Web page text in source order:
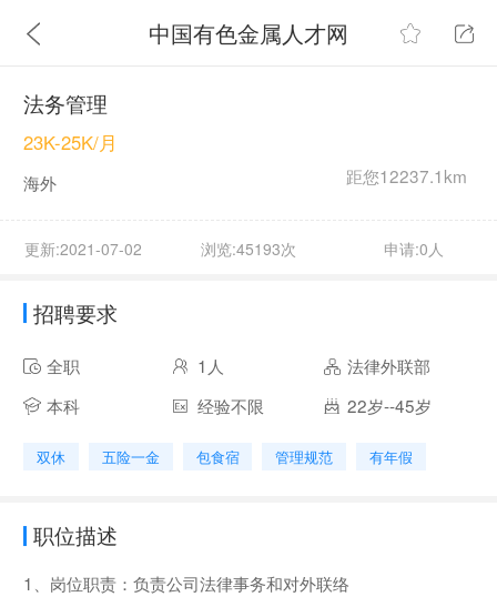
中国有色金属人才网
法务管理
距您12237.1km
23K-25K/月
海外
更新:2021-07-02 浏览:45193次 申请:0人
招聘要求
全职 1人
法律外联部
本科
经验不限 22岁--45岁
双休 五险一金 包食宿 管理规范 有年假
职位描述
1、岗位职责：负责公司法律事务和对外联络